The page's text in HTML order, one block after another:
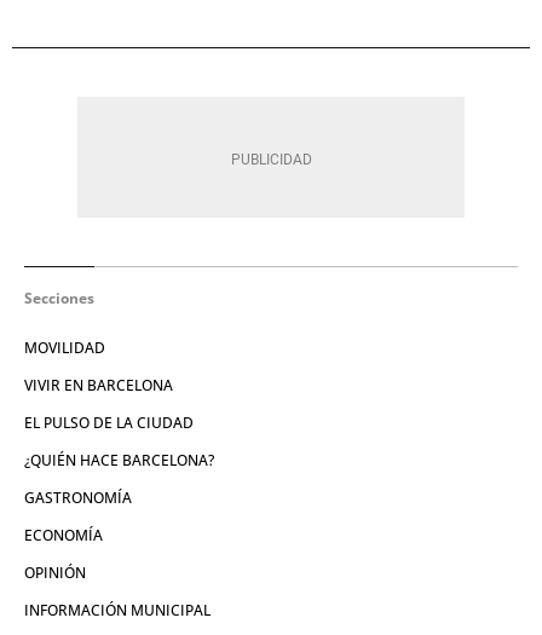
Secciones
MOVILIDAD
VIVIR EN BARCELONA
EL PULSO DE LA CIUDAD
¿QUIÉN HACE BARCELONA?
GASTRONOMÍA
ECONOMÍA
OPINIÓN
INFORMACIÓN MUNICIPAL